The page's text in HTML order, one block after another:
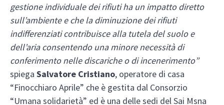
gestione individuale dei rifiuti ha un impatto diretto
sull’ambiente e che la diminuzione dei rifiuti
indifferenziati contribuisce alla tutela del suolo e
dell’aria consentendo una minore necessità di
conferimento nelle discariche o di incenerimento”
spiega Salvatore Cristiano, operatore di casa
“Finocchiaro Aprile” che è gestita dal Consorzio
“Umana solidarietà” ed è una delle sedi del Sai Msna